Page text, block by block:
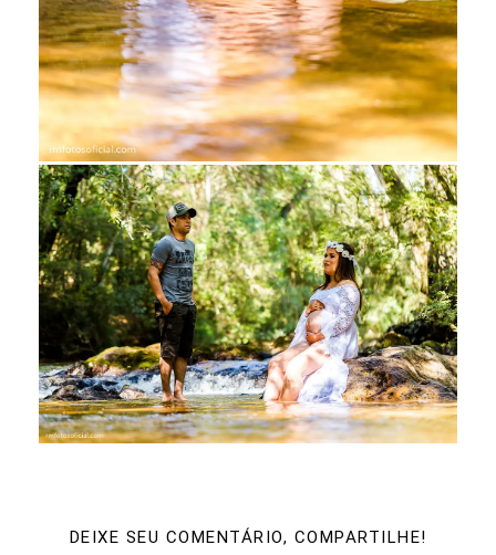
DEIXE SEU COMENTÁRIO, COMPARTILHE!